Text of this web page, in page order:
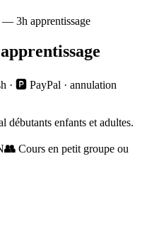
— 3h apprentissage
· 🅿️ PayPal · annulation
débutants enfants et adultes.
👥 Cours en petit groupe ou